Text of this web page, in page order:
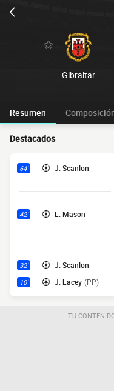
Gibraltar
Resumen
Destacados
64' J. Scanlon
42' L. Mason
32' J. Scanlon
10' J. Lacey (PP)
TU